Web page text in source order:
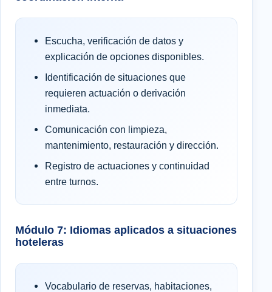
Escucha, verificación de datos y
explicación de opciones disponibles.
Identificación de situaciones que
requieren actuación o derivación
inmediata.
Comunicación con limpieza,
mantenimiento, restauración y dirección.
Registro de actuaciones y continuidad
entre turnos.
Módulo 7: Idiomas aplicados a situaciones
hoteleras
Vocabulario de reservas, habitaciones,